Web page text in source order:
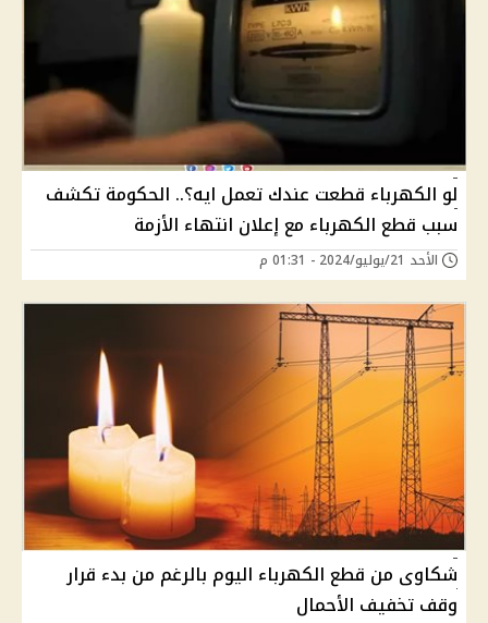
لو الكهرباء قطعت عندك تعمل ايه؟.. الحكومة تكشف
سبب قطع الكهرباء مع إعلان انتهاء الأزمة
الأحد 21/يوليو/2024 - 01:31 م
شكاوى من قطع الكهرباء اليوم بالرغم من بدء قرار
وقف تخفيف الأحمال